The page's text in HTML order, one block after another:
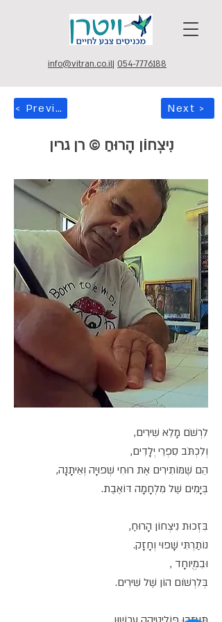
info@vitran.co.il| 054-7776188
< Previous Next >
נִיצְחוֹן הָרוּחַ © רן גרין
לִרְשֹׁם מָלֵא שִׁירִים,
וְלִכְתֹּב סִפְרֵי יְלָדִים,
הֵם שֶׁמּוֹתִירִים אֶת רוּחִי שְׁפוּיָה וְאֵיתָנָה,
בְּיָמִים שֶׁל מִלְחָמָה דּוֹאֶבֶת.
בִּזְכוּת נִיצְחוֹן הָרוּחַ,
נוֹתַרְתִּי שָׁפוּי וְחָזָק.
וּבִמְיֻוחָד ,
בְּלִרְשֹׁום הוֹן שֶׁל שִׁירִים.